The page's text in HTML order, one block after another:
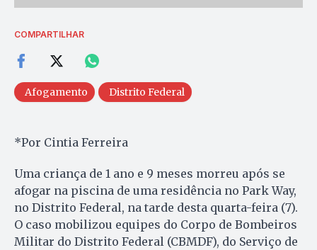
COMPARTILHAR
Afogamento Distrito Federal
*Por Cintia Ferreira
Uma criança de 1 ano e 9 meses morreu após se
afogar na piscina de uma residência no Park Way,
no Distrito Federal, na tarde desta quarta-feira (7).
O caso mobilizou equipes do Corpo de Bombeiros
Militar do Distrito Federal (CBMDF), do Serviço de